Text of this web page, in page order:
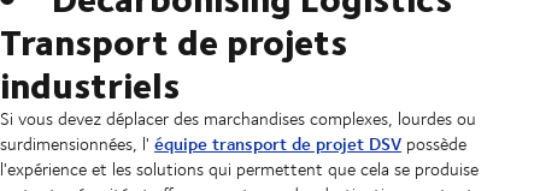
Transport de projets
industriels
Si vous devez déplacer des marchandises complexes, lourdes ou
surdimensionnées, l' équipe transport de projet DSV possède
l'expérience et les solutions qui permettent que cela se produise